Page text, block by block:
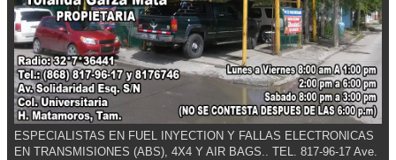
ESPECIALISTAS EN FUEL INYECTION Y FALLAS ELECTRONICAS
EN TRANSMISIONES (ABS), 4X4 Y AIR BAGS.. TEL. 817-96-17 Ave.